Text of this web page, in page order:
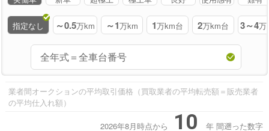
指定なし ～0.5万km ～1万km 1万km台 2万km台 3～4万
業者間オークションの平均取引価格（買取業者の平均転売額＝販売業者
の平均仕入れ額）
2026年8月時点から 10 年 間遡った数字